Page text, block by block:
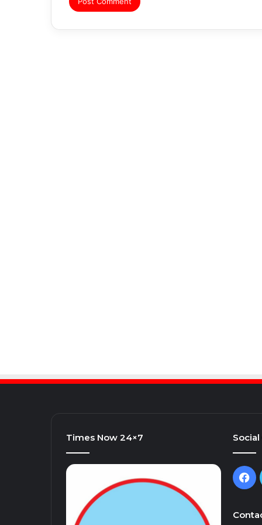
Times Now 24×7